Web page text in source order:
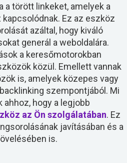
a törött linkeket, amelyek a
Ez az eszköz
azáltal, hogy kiváló
generál a weboldalára.
a keresőmotorokban
közül. Emellett vannak
is, amelyek közepes vagy
szempontjából. Mi
ahhoz, hogy a legjobb
az Ön szolgálatában. Ez
javításában és a
is.